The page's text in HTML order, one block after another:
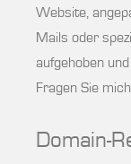
Website,
Mails oder
aufgehoben
Fragen Sie
Domain-